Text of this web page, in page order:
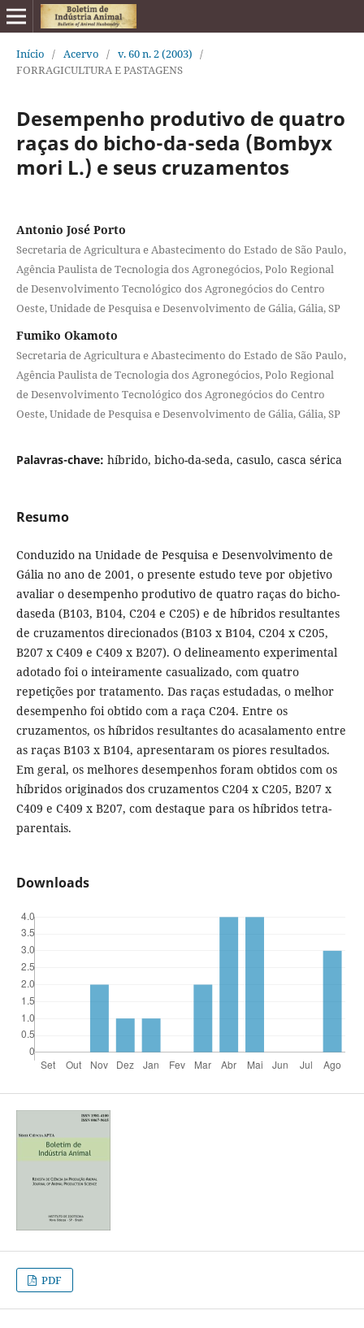
Início / Acervo / v. 60 n. 2 (2003) /
FORRAGICULTURA E PASTAGENS
Desempenho produtivo de quatro
raças do bicho-da-seda (Bombyx
mori L.) e seus cruzamentos
Antonio José Porto
Secretaria de Agricultura e Abastecimento do Estado de São Paulo,
Agência Paulista de Tecnologia dos Agronegócios, Polo Regional
de Desenvolvimento Tecnológico dos Agronegócios do Centro
Oeste, Unidade de Pesquisa e Desenvolvimento de Gália, Gália, SP
Fumiko Okamoto
Secretaria de Agricultura e Abastecimento do Estado de São Paulo,
Agência Paulista de Tecnologia dos Agronegócios, Polo Regional
de Desenvolvimento Tecnológico dos Agronegócios do Centro
Oeste, Unidade de Pesquisa e Desenvolvimento de Gália, Gália, SP
Palavras-chave: híbrido, bicho-da-seda, casulo, casca sérica
Resumo
Conduzido na Unidade de Pesquisa e Desenvolvimento de
Gália no ano de 2001, o presente estudo teve por objetivo
avaliar o desempenho produtivo de quatro raças do bicho-
daseda (B103, B104, C204 e C205) e de híbridos resultantes
de cruzamentos direcionados (B103 x B104, C204 x C205,
B207 x C409 e C409 x B207). O delineamento experimental
adotado foi o inteiramente casualizado, com quatro
repetições por tratamento. Das raças estudadas, o melhor
desempenho foi obtido com a raça C204. Entre os
cruzamentos, os híbridos resultantes do acasalamento entre
as raças B103 x B104, apresentaram os piores resultados.
Em geral, os melhores desempenhos foram obtidos com os
híbridos originados dos cruzamentos C204 x C205, B207 x
C409 e C409 x B207, com destaque para os híbridos tetra-
parentais.
Downloads
PDF